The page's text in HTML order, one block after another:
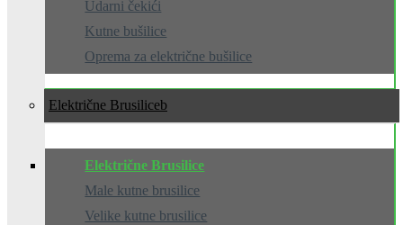
Udarni čekići
Kutne bušilice
Oprema za električne bušilice
Električne Brusilice
Električne Brusilice
Male kutne brusilice
Velike kutne brusilice